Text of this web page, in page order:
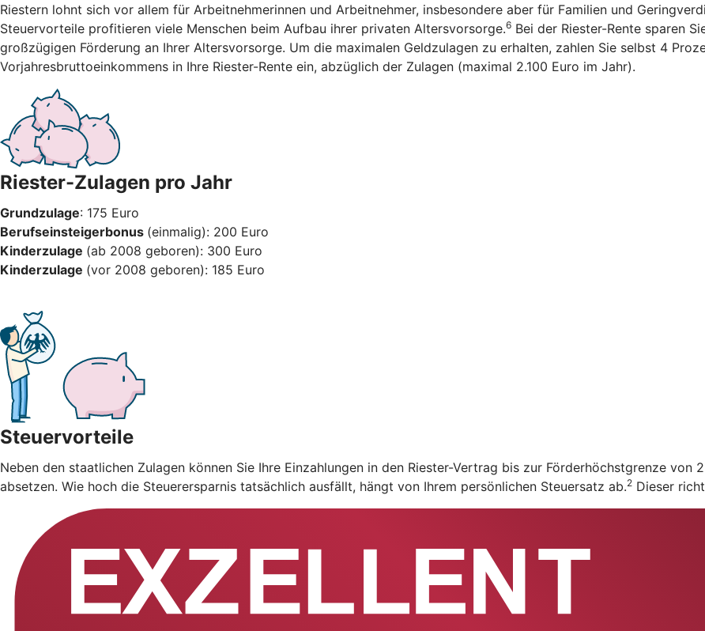
Riestern lohnt sich vor allem für Arbeitnehmerinnen und Arbeitnehmer, insbesondere aber für Familien und
Steuervorteile profitieren viele Menschen beim Aufbau ihrer privaten Altersvorsorge.6 Bei der Riester-Rente sparen
großzügigen Förderung an Ihrer Altersvorsorge. Um die maximalen Geldzulagen zu erhalten, zahlen Sie selbst 4
Vorjahresbruttoeinkommens in Ihre Riester-Rente ein, abzüglich der Zulagen (maximal 2.100 Euro im Jahr).
Riester-Zulagen pro Jahr
Grundzulage: 175 Euro
Berufseinsteigerbonus (einmalig): 200 Euro
Kinderzulage (ab 2008 geboren): 300 Euro
Kinderzulage (vor 2008 geboren): 185 Euro
Steuervorteile
Neben den staatlichen Zulagen können Sie Ihre Einzahlungen in den Riester-Vertrag bis zur Förderhöchstgrenze von
absetzen. Wie hoch die Steuerersparnis tatsächlich ausfällt, hängt von Ihrem persönlichen Steuersatz ab.2 Dieser